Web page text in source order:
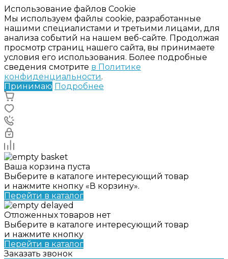
Использование файлов Cookie
Мы используем файлы cookie, разработанные
нашими специалистами и третьими лицами, для
анализа событий на нашем веб-сайте. Продолжая
просмотр страниц нашего сайта, вы принимаете
условия его использования. Более подробные
сведения смотрите в Политике
конфиденциальности.
Принимаю Подробнее
Ваша корзина пуста
Выберите в каталоге интересующий товар
и нажмите кнопку «В корзину».
Перейти в каталог
Отложенных товаров нет
Выберите в каталоге интересующий товар
и нажмите кнопку
Перейти в каталог
Заказать звонок